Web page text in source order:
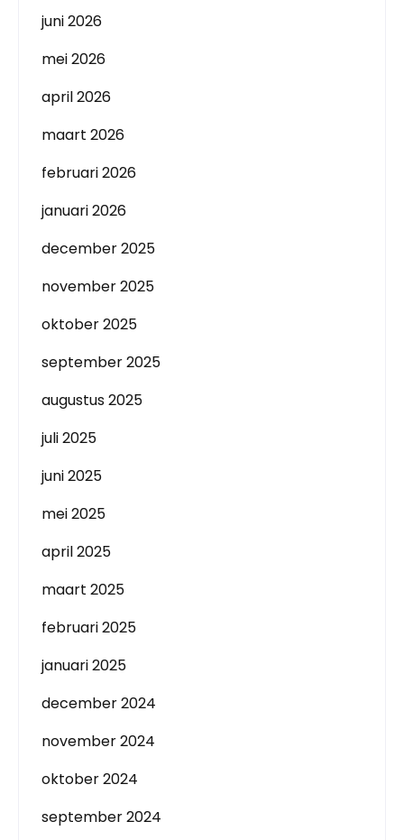
juni 2026
mei 2026
april 2026
maart 2026
februari 2026
januari 2026
december 2025
november 2025
oktober 2025
september 2025
augustus 2025
juli 2025
juni 2025
mei 2025
april 2025
maart 2025
februari 2025
januari 2025
december 2024
november 2024
oktober 2024
september 2024